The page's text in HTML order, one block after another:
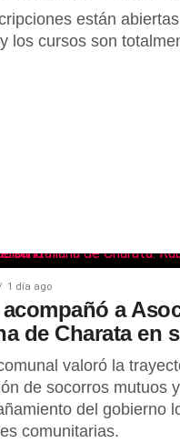
están
los cursos son
1 día ago
acompañó a
de Charata en
valoró la
de socorros mutuos
del gobierno
comunitarias.